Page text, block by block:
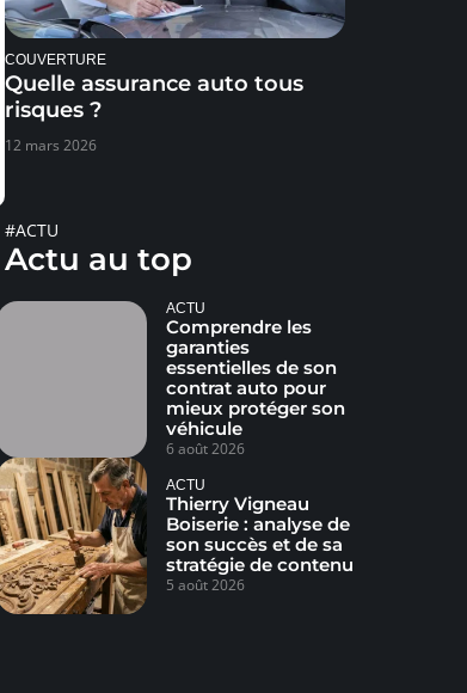
COUVERTURE
Quelle assurance auto tous
risques ?
12 mars 2026
#ACTU
Actu au top
ACTU
Comprendre les
garanties
essentielles de son
contrat auto pour
mieux protéger son
véhicule
6 août 2026
ACTU
Thierry Vigneau
Boiserie : analyse de
son succès et de sa
stratégie de contenu
5 août 2026